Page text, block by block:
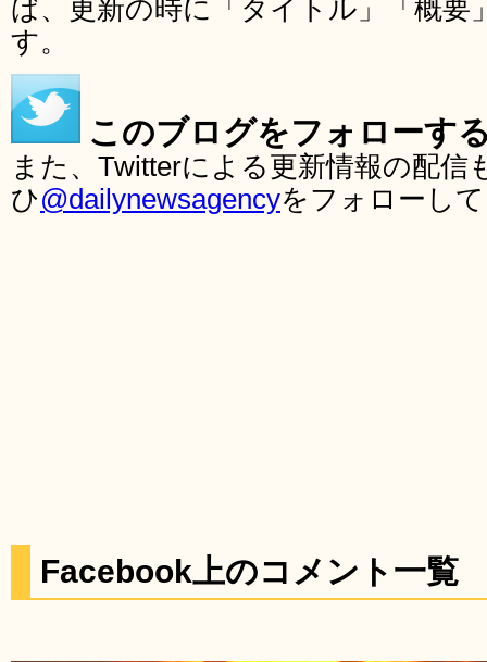
ば、更新の時に「タイトル」「概要
す。
このブログをフォローす
また、Twitterによる更新情報の配
ひ@dailynewsagencyをフォローし
Facebook上のコメント一覧